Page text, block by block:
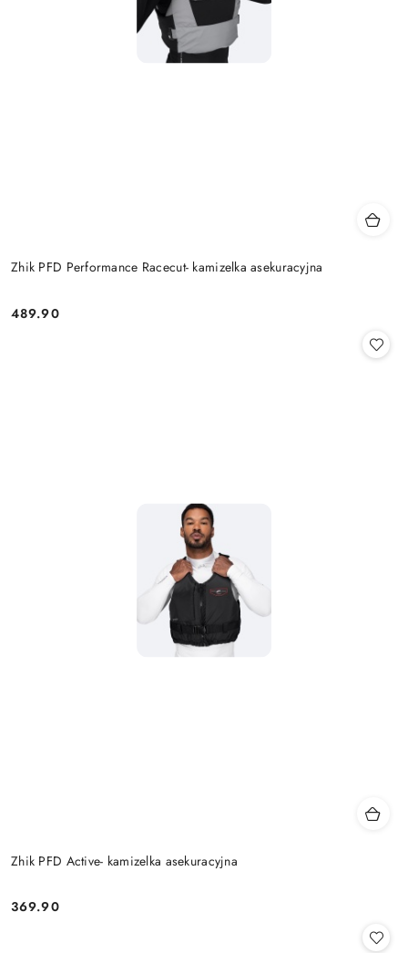
Zhik PFD Performance Racecut- kamizelka asekuracyjna
Cena:
489.90
Zhik PFD Active- kamizelka asekuracyjna
Cena:
369.90